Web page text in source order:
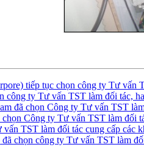
tiếp tục chọn công ty Tư
công ty Tư vấn TST làm đối tác,
đã chọn Công ty Tư vấn TST
Công ty Tư vấn TST làm đối
TST làm đối tác cung cấp
đã chọn công ty Tư vấn TST